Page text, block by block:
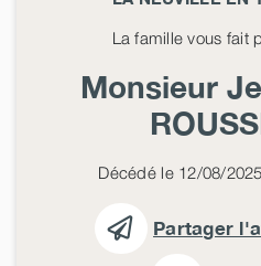
La famille vous fait
Monsieur
Décédé le 12/08/
Partager